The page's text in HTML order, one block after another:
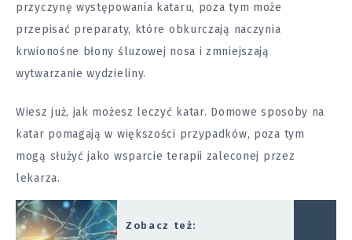
przyczynę występowania kataru, poza tym może
przepisać preparaty, które obkurczają naczynia
krwionośne błony śluzowej nosa i zmniejszają
wytwarzanie wydzieliny.
Wiesz już, jak możesz leczyć katar. Domowe sposoby na
katar pomagają w większości przypadków, poza tym
mogą służyć jako wsparcie terapii zaleconej przez
lekarza.
Zobacz też: